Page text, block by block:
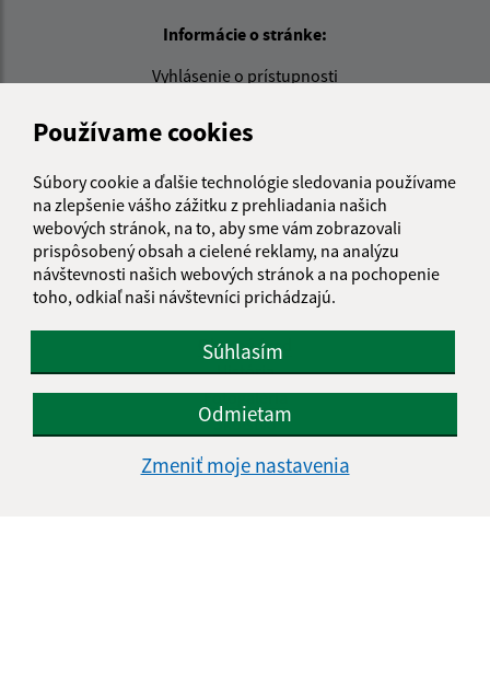
Používame cookies
Súbory cookie a ďalšie technológie sledovania používame
na zlepšenie vášho zážitku z prehliadania našich
webových stránok, na to, aby sme vám zobrazovali
prispôsobený obsah a cielené reklamy, na analýzu
návštevnosti našich webových stránok a na pochopenie
toho, odkiaľ naši návštevníci prichádzajú.
Súhlasím
Odmietam
Zmeniť moje nastavenia
Informácie o stránke:
Vyhlásenie o prístupnosti
Ochrana osobných údajov
Vytlačiť aktuálnu stránku
Mapa stránok
Cookies
Rýchle odkazy:
Obecný úrad
História
Fotogaléria
Školstvo
Aktualizované: